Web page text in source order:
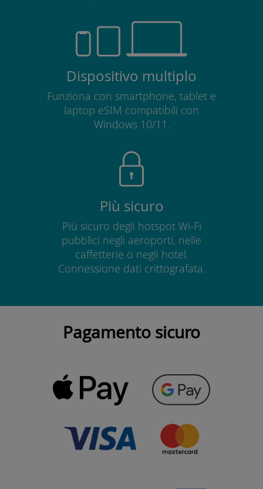
Dispositivo multiplo
Funziona con smartphone, tablet e
laptop eSIM compatibili con
Windows 10/11.
Più sicuro
Più sicuro degli hotspot Wi-Fi
pubblici negli aeroporti, nelle
caffetterie o negli hotel.
Connessione dati crittografata.
Pagamento sicuro